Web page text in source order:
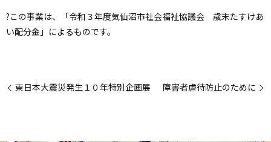
?この事業は、「令和３年度気仙沼市社会福祉協議会 歳末たすけあ
い配分金」によるものです。
東日本大震災発生１０年特別企画展 障害者虐待防止のために